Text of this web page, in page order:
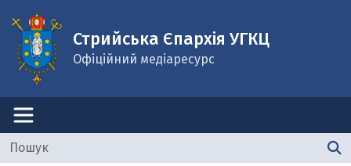
Стрийська Єпархія УГКЦ
Офіційний медіаресурс